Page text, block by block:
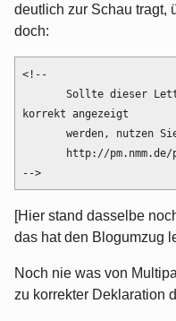
deutlich zur Schau tragt,
doch:
<!--
korrekt angezeigt
werden,
http://
-->
[Hier stand dasselbe
das hat den Blogumzug
Noch nie was von
zu korrekter Deklaration